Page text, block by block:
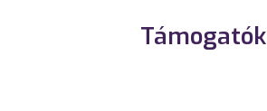
Támogatók